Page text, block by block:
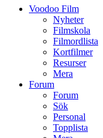
Voodoo Film
Nyheter
Filmskola
Filmordlista
Kortfilmer
Resurser
Mera
Forum
Forum
Sök
Personal
Topplista